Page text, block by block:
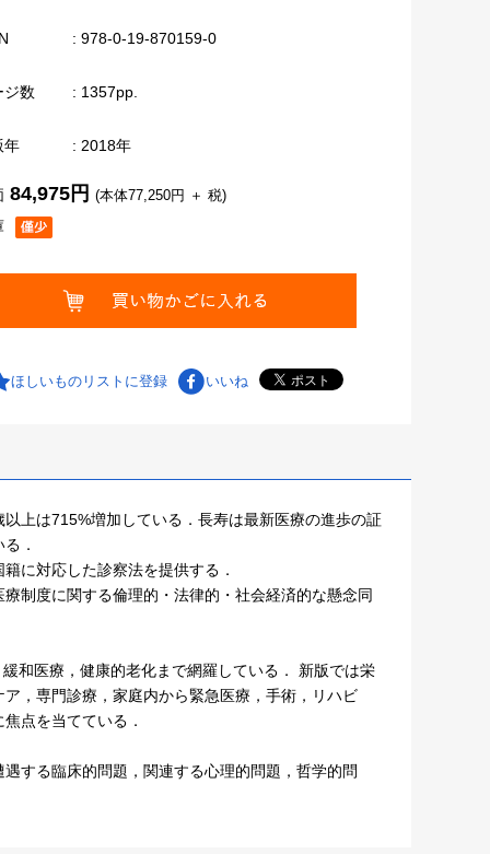
: 978-0-19-870159-0
ジ数 : 1357pp.
年 : 2018年
84,975円 (本体77,250円 ＋ 税)
ほしいものリストに登録 いいね
上は715%増加している．長寿は最新医療の進歩の証
．
に対応した診察法を提供する．
制度に関する倫理的・法律的・社会経済的な懸念同
和医療，健康的老化まで網羅している． 新版では栄
，専門診療，家庭内から緊急医療，手術，リハビ
点を当てている．
する臨床的問題，関連する心理的問題，哲学的問